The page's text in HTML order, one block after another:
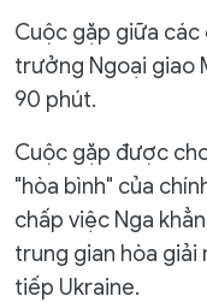
Cuộc gặp giữa các
trưởng Ngoại giao
90 phút.
Cuộc gặp được
"hòa bình" của
chấp việc Nga
trung gian hòa giải
tiếp Ukraine.